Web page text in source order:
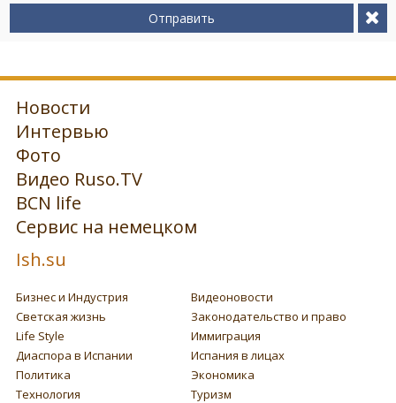
Отправить
Новости
Интервью
Фото
Видео Ruso.TV
BCN life
Сервис на немецком
Ish.su
Бизнес и Индустрия
Видеоновости
Светская жизнь
Законодательство и право
Life Style
Иммиграция
Диаспора в Испании
Испания в лицах
Политика
Экономика
Технология
Туризм